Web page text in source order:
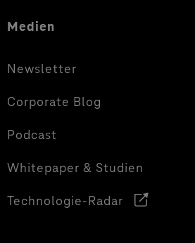
Medien
Newsletter
Corporate Blog
Podcast
Whitepaper & Studien
Technologie-Radar